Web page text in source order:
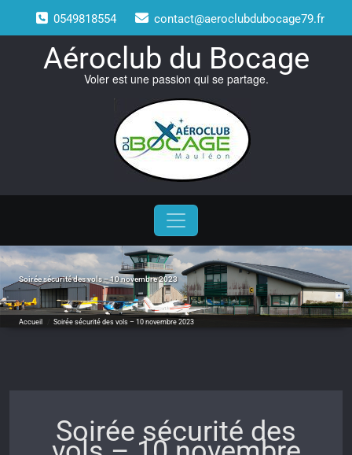
content
0549818554 contact@aeroclubdubocage79.fr
Aéroclub du Bocage
Voler est une passion qui se partage.
Soirée sécurité des vols – 10 novembre 2023
Accueil Soirée sécurité des vols – 10 novembre 2023
Soirée sécurité des